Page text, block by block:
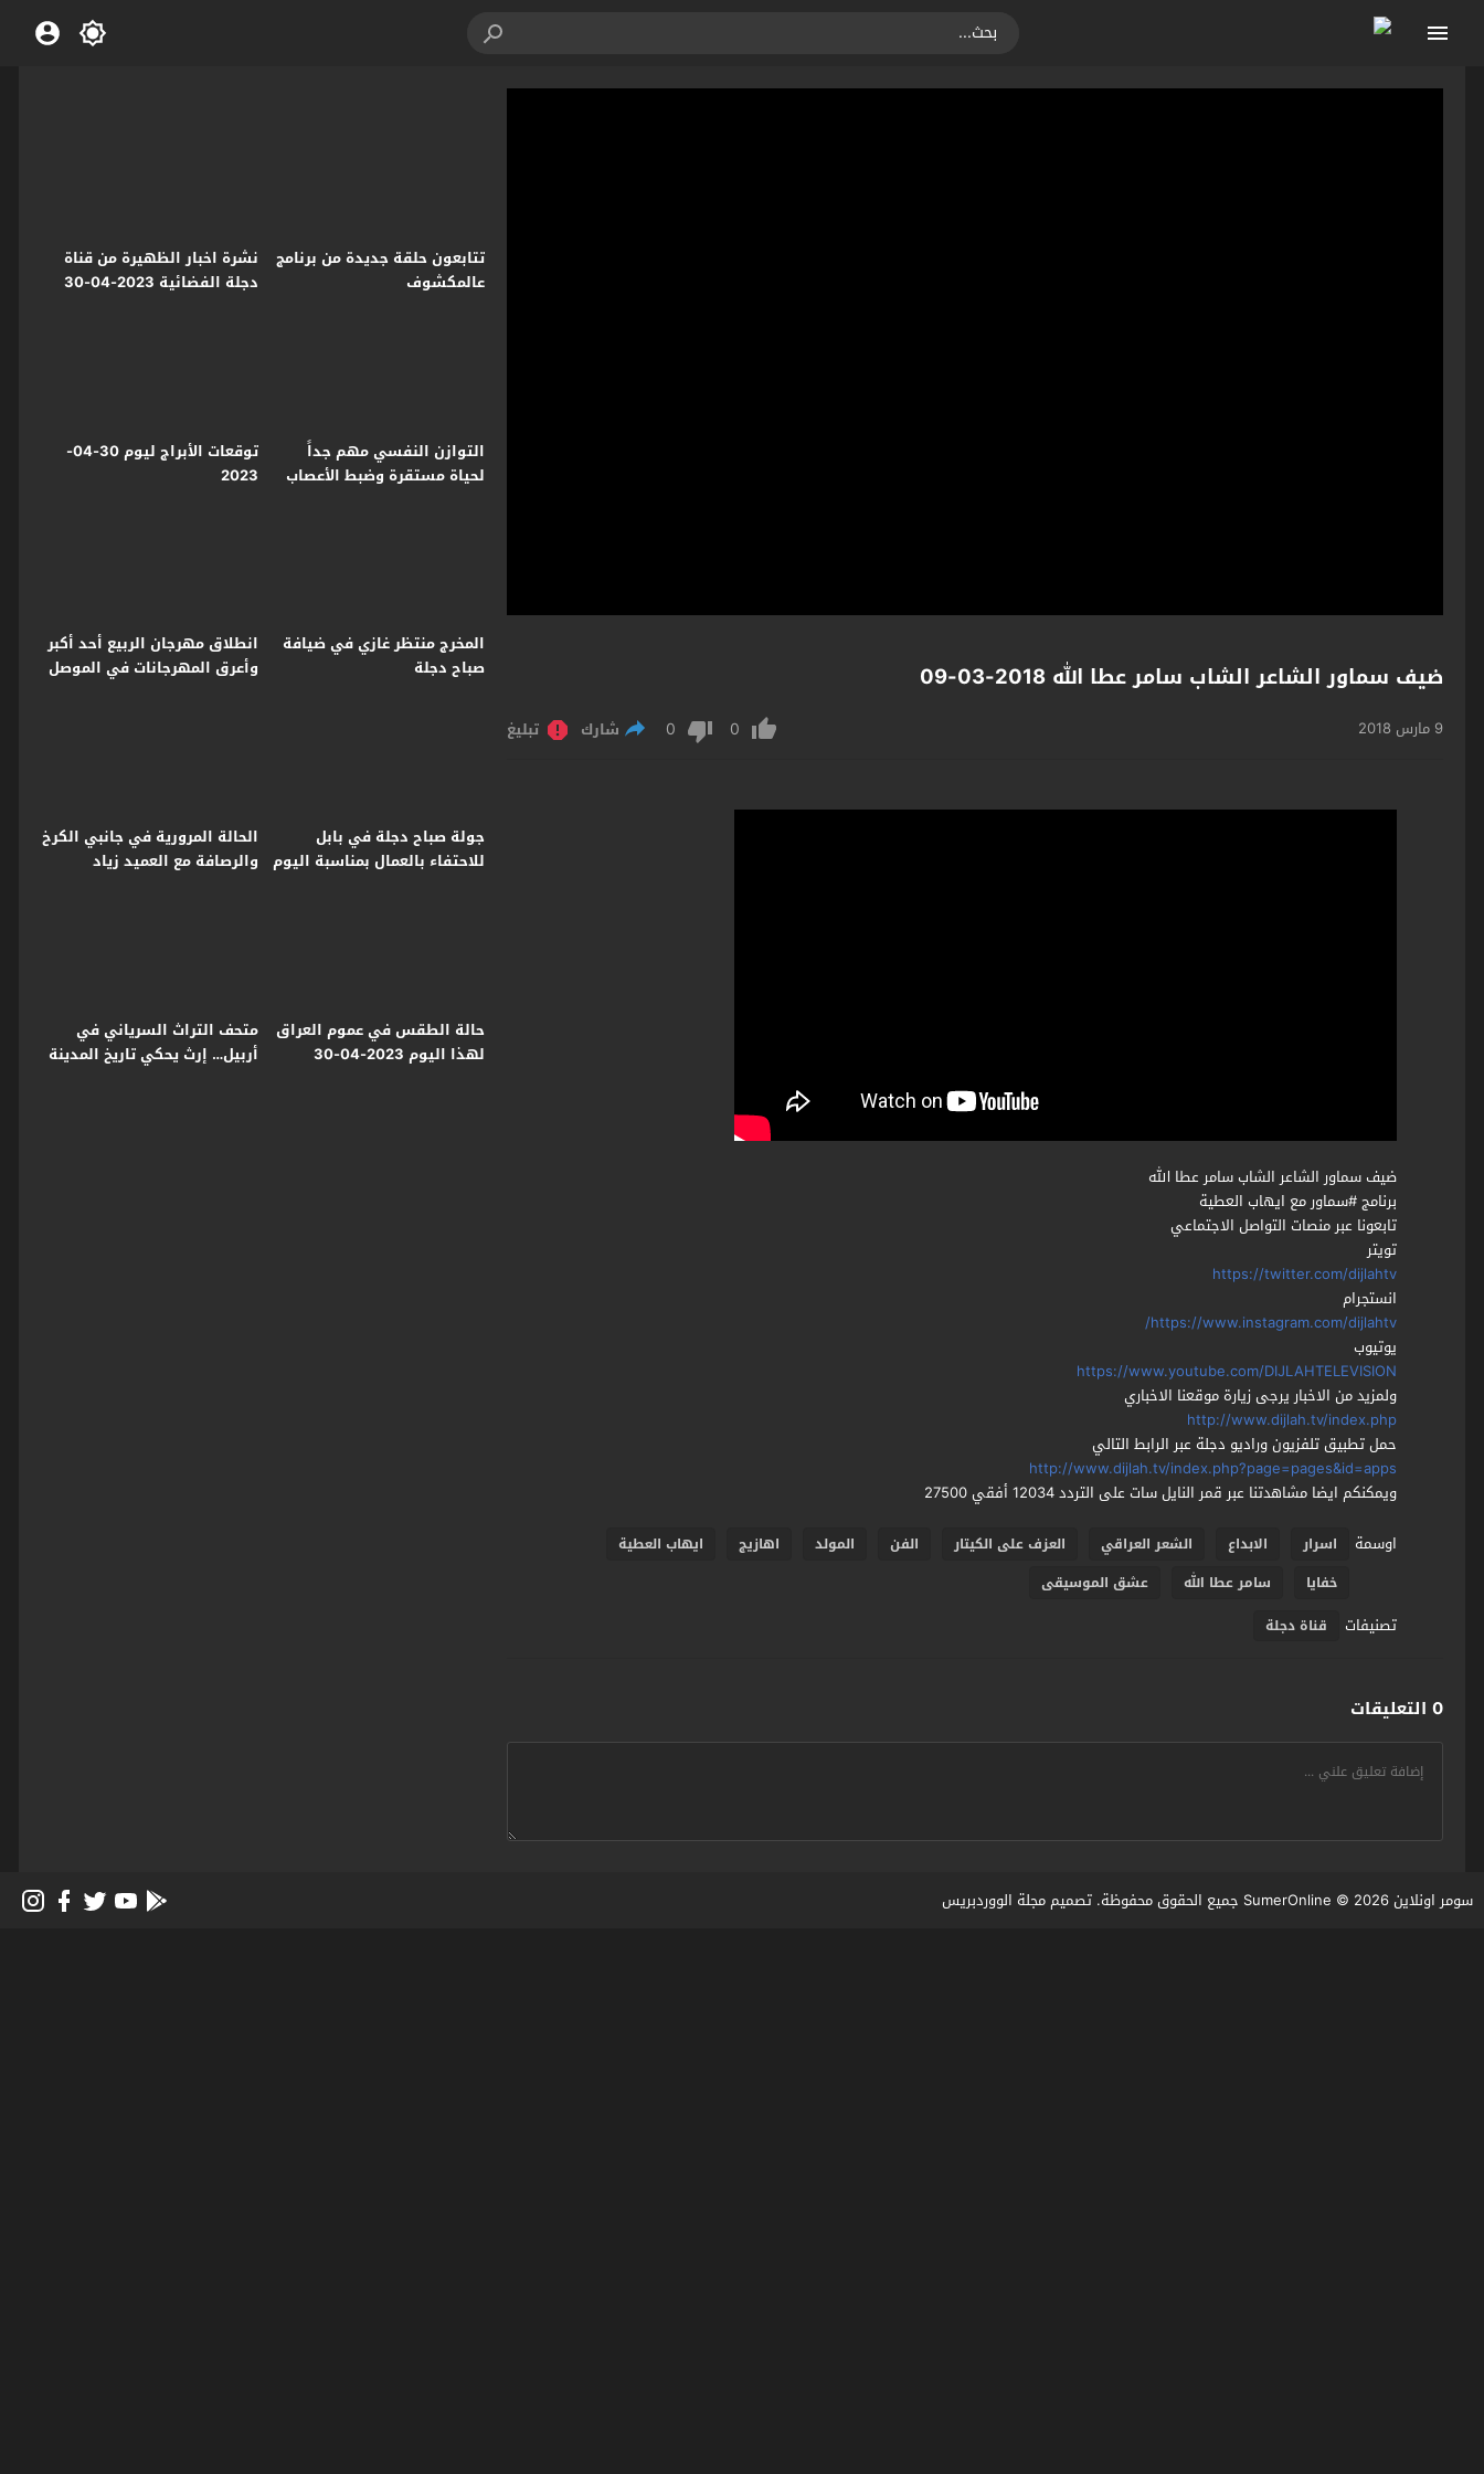
ضيف سماور الشاعر الشاب سامر عطا الله 2018-03-09
9 مارس 2018 0
0 شارك تبليغ
ضيف سماور الشاعر الشاب سامر عطا الله
برنامج #سماور مع ايهاب العطية
تابعونا عبر منصات التواصل الاجتماعي
تويتر
https://twitter.com/dijlahtv
انستجرام
https://www.instagram.com/dijlahtv/
يوتيوب
https://www.youtube.com/DIJLAHTELEVISION
ولمزيد من الاخبار يرجى زيارة موقعنا الاخباري
http://www.dijlah.tv/index.php
حمل تطبيق تلفزيون وراديو دجلة عبر الرابط التالي
http://www.dijlah.tv/index.php?page=pages&id=apps
ويمكنكم ايضا مشاهدتنا عبر قمر النايل سات على التردد 12034 أفقي 27500
اوسمة
اسرار الابداع الشعر العراقي العزف على الكيتار الفن المولد اهازيج
ايهاب العطية
خفايا
سامر عطا الله عشق الموسيقى
تصنيفات قناة دجلة
0 التعليقات
تتابعون حلقة جديدة من برنامج
عالمكشوف
نشرة اخبار الظهيرة من قناة
دجلة الفضائية 2023-04-30
التوازن النفسي مهم جداً
لحياة مستقرة وضبط الأعصاب
توقعات الأبراج ليوم 30-04-
2023
المخرج منتظر غازي في ضيافة
صباح دجلة
انطلاق مهرجان الربيع أحد أكبر
وأعرق المهرجانات في الموصل
جولة صباح دجلة في بابل
للاحتفاء بالعمال بمناسبة اليوم
الحالة المرورية في جانبي الكرخ
والرصافة مع العميد زياد
حالة الطقس في عموم العراق
لهذا اليوم 2023-04-30
متحف التراث السرياني في
أربيل… إرث يحكي تاريخ المدينة
سومر اونلاين SumerOnline© 2026 جميع الحقوق محفوظة. تصميم مجلة الووردبريس